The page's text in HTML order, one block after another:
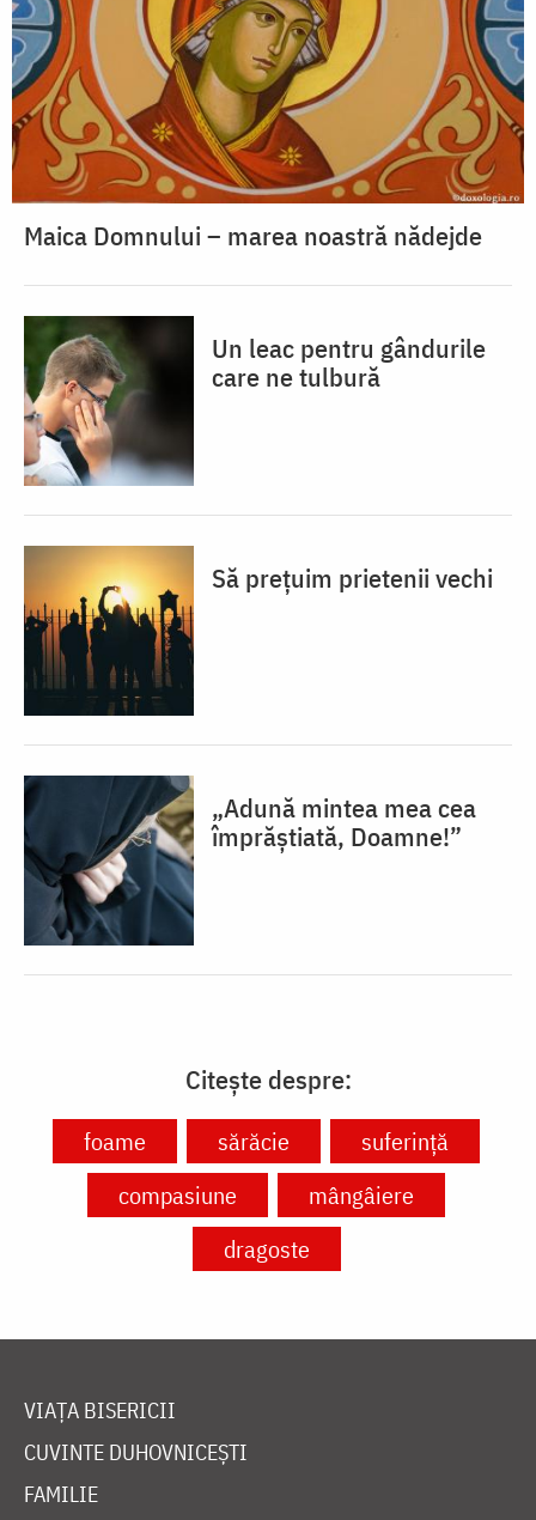
Maica Domnului – marea noastră nădejde
Un leac pentru gândurile
care ne tulbură
Să prețuim prietenii vechi
„Adună mintea mea cea
împrăștiată, Doamne!”
Citește despre:
foame sărăcie
suferință
compasiune
mângâiere
dragoste
VIAȚA BISERICII
CUVINTE DUHOVNICEȘTI
FAMILIE